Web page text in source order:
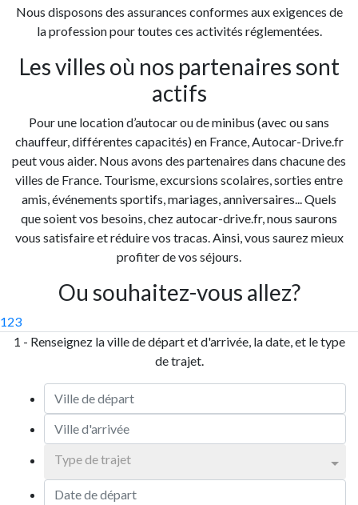
Nous disposons des assurances conformes aux exigences de
la profession pour toutes ces activités réglementées.
Les villes où nos partenaires sont
actifs
Pour une location d’autocar ou de minibus (avec ou sans
chauffeur, différentes capacités) en France, Autocar-Drive.fr
peut vous aider. Nous avons des partenaires dans chacune des
villes de France. Tourisme, excursions scolaires, sorties entre
amis, événements sportifs, mariages, anniversaires... Quels
que soient vos besoins, chez autocar-drive.fr, nous saurons
vous satisfaire et réduire vos tracas. Ainsi, vous saurez mieux
profiter de vos séjours.
Ou souhaitez-vous allez?
123
1 - Renseignez la ville de départ et d'arrivée, la date, et le type
de trajet.
Type de trajet